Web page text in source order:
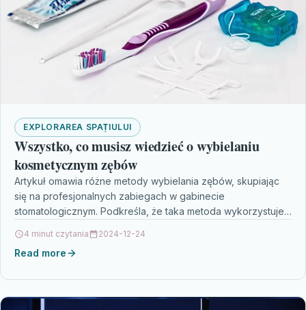
EXPLORAREA SPAȚIULUI
Wszystko, co musisz wiedzieć o wybielaniu
kosmetycznym zębów
Artykuł omawia różne metody wybielania zębów, skupiając
się na profesjonalnych zabiegach w gabinecie
stomatologicznym. Podkreśla, że taka metoda wykorzystuje
4 minut czytania 2024-12-24
Read more